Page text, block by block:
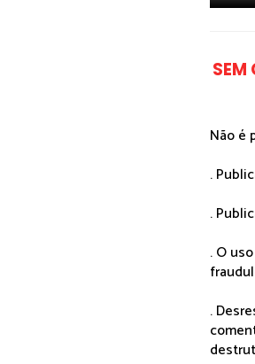
SEM
Não é
.
.
. O
.